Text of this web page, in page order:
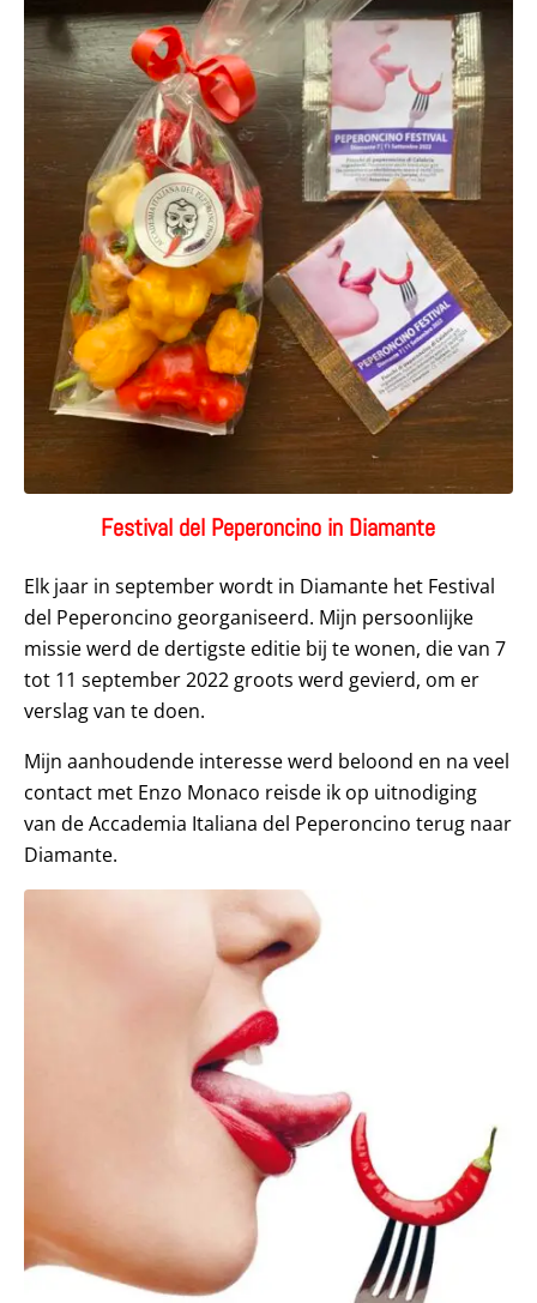
Festival del Peperoncino in Diamante
Elk jaar in september wordt in Diamante het Festival
del Peperoncino georganiseerd. Mijn persoonlijke
missie werd de dertigste editie bij te wonen, die van 7
tot 11 september 2022 groots werd gevierd, om er
verslag van te doen.
Mijn aanhoudende interesse werd beloond en na veel
contact met Enzo Monaco reisde ik op uitnodiging
van de Accademia Italiana del Peperoncino terug naar
Diamante.